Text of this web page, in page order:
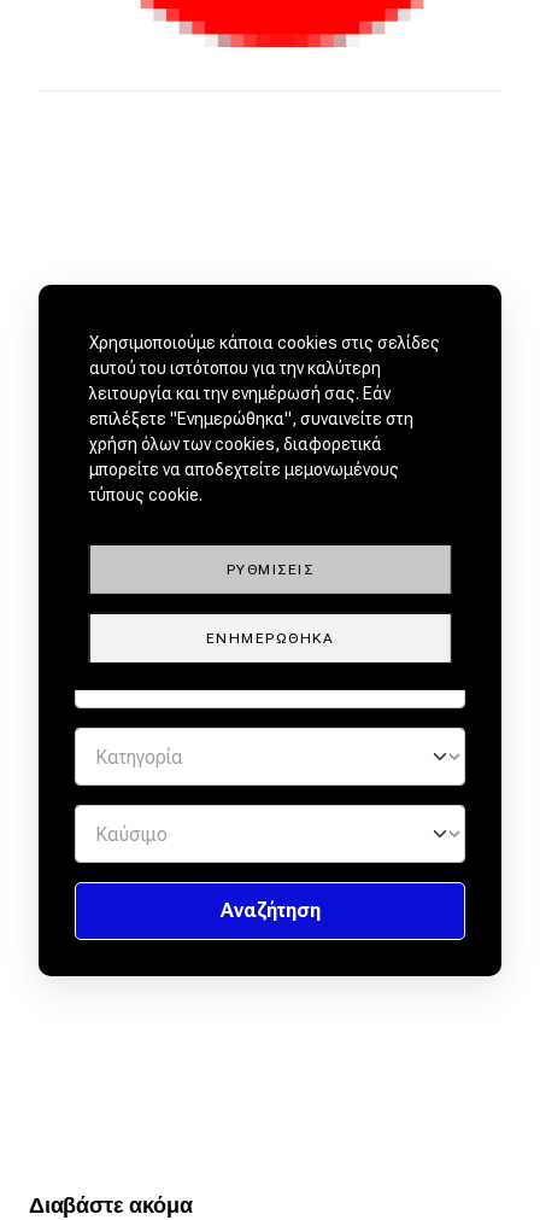
ΜΕΤΑΧΕΙΡΙΣΜΕΝΑ ΑΠΟ
ΕΜΠΙΣΤΟΥΣ ΕΜΠΟΡΟΥΣ by
Διαβάστε ακόμα
Χρησιμοποιούμε κάποια cookies στις σελίδες
αυτού του ιστότοπου για την καλύτερη
λειτουργία και την ενημέρωσή σας. Εάν
επιλέξετε "Ενημερώθηκα", συναινείτε στη
χρήση όλων των cookies, διαφορετικά
μπορείτε να αποδεχτείτε μεμονωμένους
τύπους cookie.
ΡΥΘΜΊΣΕΙΣ
ΕΝΗΜΕΡΏΘΗΚΑ